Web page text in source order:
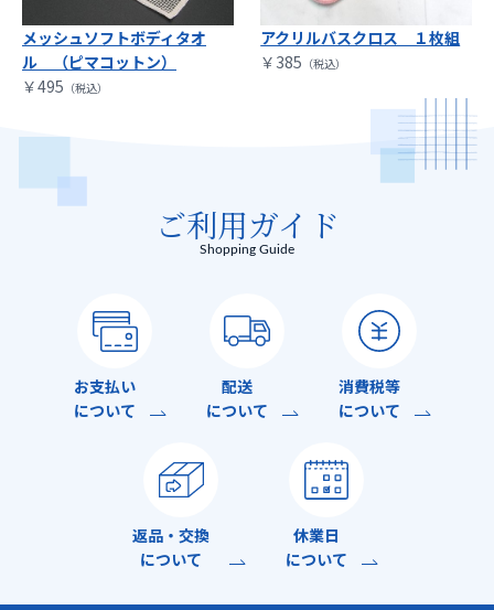
メッシュソフトボディタオ
ル （ピマコットン）
￥495 （税込）
アクリルバスクロス １枚組
￥385 （税込）
ご利用ガイド
Shopping Guide
お支払い
について
配送
について
消費税等
について
返品・交換
について
休業日
について